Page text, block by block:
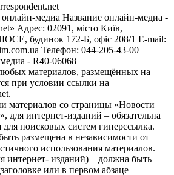
медиа Название онлайн-медиа -
Адрес: 02091, місто Київ,
будинок 172-Б, офіс 208/1 E-mail:
Телефон: 044-205-43-00
- R40-06068
материалов, размещённых на
при условии ссылки на
материалов со страницы «Новости
для интернет-изданий – обязательна
для поисковых систем гиперссылка.
размещена в независимости от
использования материалов.
интернет- изданий) – должна быть
или в первом абзаце